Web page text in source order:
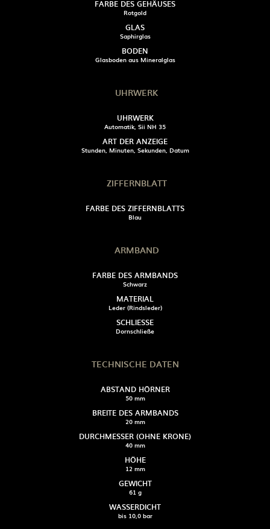
FARBE DES GEHÄUSES
Rotgold
GLAS
Saphirglas
BODEN
Glasboden aus Mineralglas
UHRWERK
UHRWERK
Automatik, Sii NH 35
ART DER ANZEIGE
Stunden, Minuten, Sekunden, Datum
ZIFFERNBLATT
FARBE DES ZIFFERNBLATTS
Blau
ARMBAND
FARBE DES ARMBANDS
Schwarz
MATERIAL
Leder (Rindsleder)
SCHLIESSE
Dornschließe
TECHNISCHE DATEN
ABSTAND HÖRNER
50 mm
BREITE DES ARMBANDS
20 mm
DURCHMESSER (OHNE KRONE)
40 mm
HÖHE
12 mm
GEWICHT
61 g
WASSERDICHT
bis 10,0 bar